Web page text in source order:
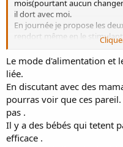
mois(pourtant aucun
il dort avec moi.
En journée je propose les
rendort même en le
c’est fini c’est fini. Et en
longtemps .. entre 3 et 5 min
Il tête et dégluti bien, son
tetee mal et avalé beaucoup
coliques.
Son frein de langue à était
apparemment qui ne gêne en
je prend aussi pour améliorer
Le mode d'alimentation et
liée.
En discutant avec des
pourras voir que ces
pas .
Il y a des bébés qui tetent
efficace .